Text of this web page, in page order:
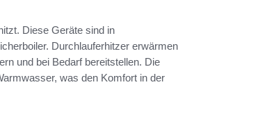
Diese Geräte sind in
Durchlauferhitzer erwärmen
und bei Bedarf bereitstellen. Die
was den Komfort in der